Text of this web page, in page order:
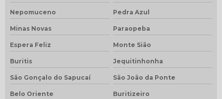
Nepomuceno Pedra Azul
Minas Novas Paraopeba
Espera Feliz Monte Sião
Buritis Jequitinhonha
São Gonçalo do Sapucaí São João da Ponte
Belo Oriente Buritizeiro